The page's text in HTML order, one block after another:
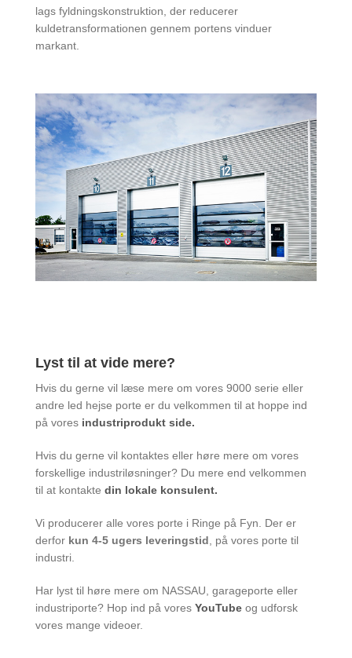
lags fyldningskonstruktion, der reducerer
kuldetransformationen gennem portens vinduer
markant.
Lyst til at vide mere?
Hvis du gerne vil læse mere om vores 9000 serie eller
andre led hejse porte er du velkommen til at hoppe ind
på vores industriprodukt side.
Hvis du gerne vil kontaktes eller høre mere om vores
forskellige industriløsninger? Du mere end velkommen
til at kontakte din lokale konsulent.
Vi producerer alle vores porte i Ringe på Fyn. Der er
derfor kun 4-5 ugers leveringstid , på vores porte til
industri.
Har lyst til høre mere om NASSAU, garageporte eller
industriporte? Hop ind på vores YouTube og udforsk
vores mange videoer.